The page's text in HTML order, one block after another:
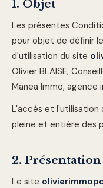
1. Objet
Les présentes
pour objet de définir
d'utilisation du site
Olivier BLAISE,
Manea Immo, agence
L'accès et
pleine et entière des
2.
Le site